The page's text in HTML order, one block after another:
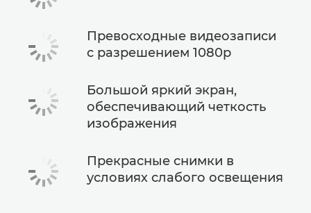
Превосходные видеозаписи
с разрешением 1080p
Большой яркий экран,
обеспечивающий четкость
изображения
Прекрасные снимки в
условиях слабого освещения